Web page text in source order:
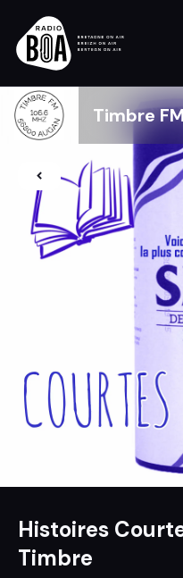
Timbre
Histoires
Timbre